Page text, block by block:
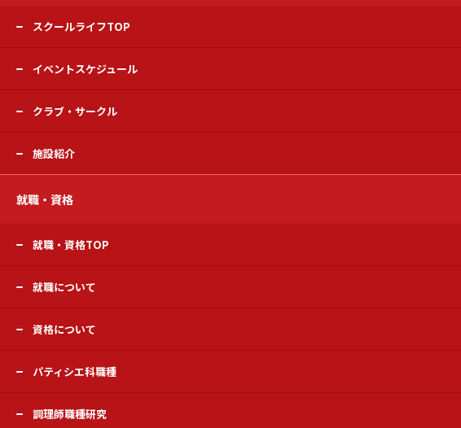
スクールライフTOP
イベントスケジュール
クラブ・サークル
施設紹介
就職・資格
就職・資格TOP
就職について
資格について
パティシエ科職種
調理師職種研究